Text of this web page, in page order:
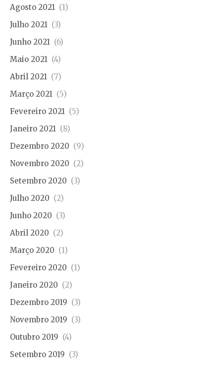
Agosto 2021 (1)
Julho 2021 (3)
Junho 2021 (6)
Maio 2021 (4)
Abril 2021 (7)
Março 2021 (5)
Fevereiro 2021 (5)
Janeiro 2021 (8)
Dezembro 2020 (9)
Novembro 2020 (2)
Setembro 2020 (3)
Julho 2020 (2)
Junho 2020 (3)
Abril 2020 (2)
Março 2020 (1)
Fevereiro 2020 (1)
Janeiro 2020 (2)
Dezembro 2019 (3)
Novembro 2019 (3)
Outubro 2019 (4)
Setembro 2019 (3)